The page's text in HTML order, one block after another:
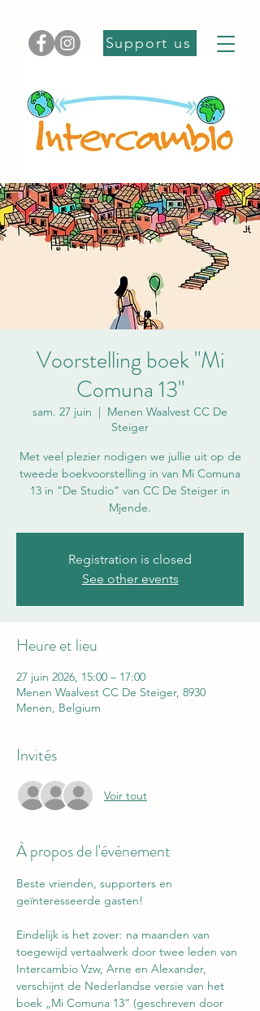
Support us
Voorstelling boek "Mi
Comuna 13"
sam. 27 juin
  |
Menen Waalvest CC De
Steiger
Met veel plezier nodigen we jullie uit op de
tweede boekvoorstelling in van Mi Comuna
13 in “De Studio” van CC De Steiger in
Mjende.
Registration is closed
See other events
Heure et lieu
27 juin 2026, 15:00 – 17:00
Menen Waalvest CC De Steiger, 8930
Menen, Belgium
Invités
Voir tout
À propos de l'événement
Beste vrienden, supporters en
geïnteresseerde gasten!
Eindelijk is het zover: na maanden van
toegewijd vertaalwerk door twee leden van
Intercambio Vzw, Arne en Alexander,
verschijnt de Nederlandse versie van het
boek „Mi Comuna 13“ (geschreven door